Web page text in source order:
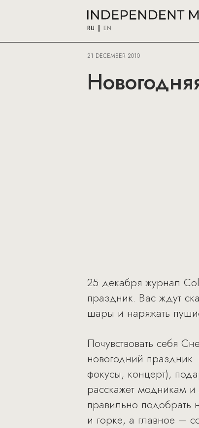
RU EN
21 DECEMBER 2010
25 декабря журнал
праздник. Вас ждут
шары и наряжать
Почувствовать себя
новогодний
фокусы, концерт),
расскажет модникам
правильно подобрать
и горке, а главное –